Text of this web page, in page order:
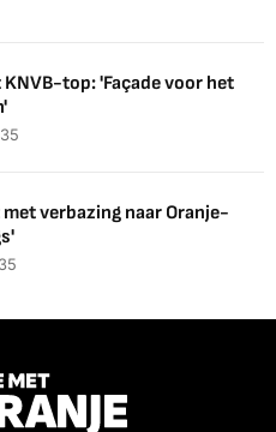
top: 'Façade voor het
verbazing naar Oranje-